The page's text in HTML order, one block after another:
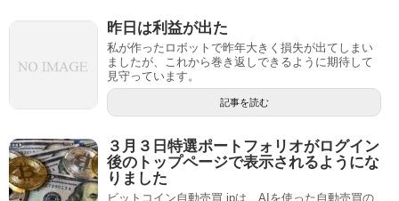
昨日は利益が出た
私が作ったロボットで昨年大きく損失が出てしまい
ましたが、これから巻き返しできるように期待して
見守っています。
記事を読む
３月３日特選ポートフォリオがログイン
後のトップページで表示されるようにな
りました
ビットコイン自動売買.jpは、AIを使った自動売買の